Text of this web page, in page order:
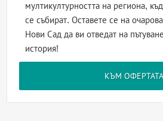
мултикултурността на региона,
се събират. Оставете се на
Нови Сад да ви отведат на
история!
КЪМ ОФЕРТАТА